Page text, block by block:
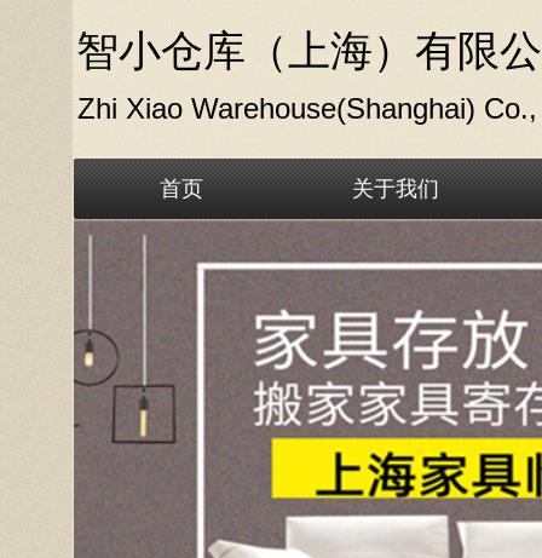
智小仓库（上海）有限
首页 关于我们
Zhi Xiao Warehouse(Shanghai)